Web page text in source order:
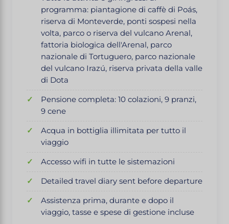
programma: piantagione di caffè di Poás,
riserva di Monteverde, ponti sospesi nella
volta, parco o riserva del vulcano Arenal,
fattoria biologica dell'Arenal, parco
nazionale di Tortuguero, parco nazionale
del vulcano Irazú, riserva privata della valle
di Dota
Pensione completa: 10 colazioni, 9 pranzi,
9 cene
Acqua in bottiglia illimitata per tutto il
viaggio
Accesso wifi in tutte le sistemazioni
Detailed travel diary sent before departure
Assistenza prima, durante e dopo il
viaggio, tasse e spese di gestione incluse